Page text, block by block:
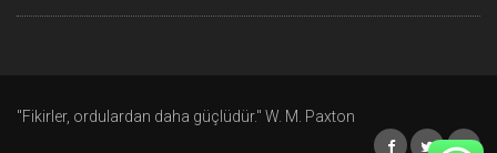
"Fikirler, ordulardan daha güçlüdür." W. M. Paxton